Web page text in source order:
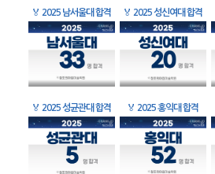
🏅 2025 남서울대 합격 🏅 2025 성신여대 합격
🏅 2025 성균관대 합격 🏅 2025 홍익대 합격